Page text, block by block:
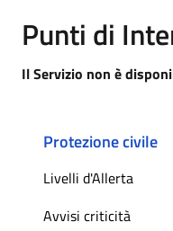
Punti di
Il Servizio non è
Protezione civile
Livelli d'Allerta
Avvisi criticità